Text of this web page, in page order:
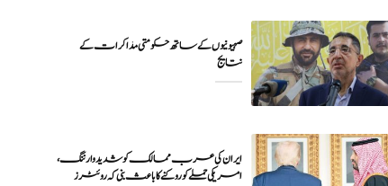
صہیونیوں کے ساتھ حکومتی مذاکرات کے
نتایج
ایران کی عرب ممالک کو شدید وارننگ،
امریکی حملے کو روکنے کا باعث بنی کہ روئٹرز